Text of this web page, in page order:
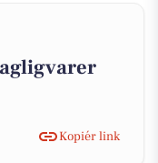
Kopiér link